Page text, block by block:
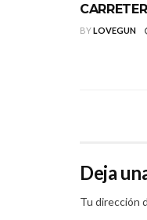
BYLOVEGUN
Deja
Tu dirección